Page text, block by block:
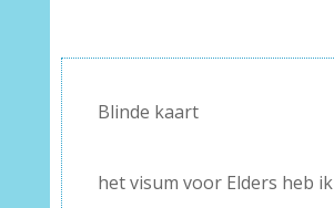
Blinde kaart
het visum voor Elders heb ik